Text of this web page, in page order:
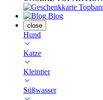
Blog
close
Hund
Katze
Kleintier
Süßwasser